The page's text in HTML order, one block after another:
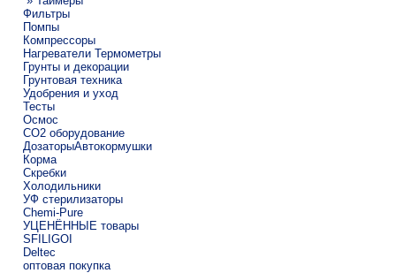
Фильтры
Помпы
Компрессоры
Нагреватели Термометры
Грунты и декорации
Грунтовая техника
Удобрения и уход
Тесты
Осмос
CO2 оборудование
ДозаторыАвтокормушки
Корма
Скребки
Холодильники
УФ стерилизаторы
Chemi-Pure
УЦЕНЁННЫЕ товары
SFILIGOI
Deltec
оптовая покупка